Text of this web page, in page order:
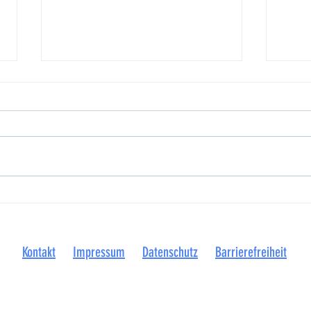
Kontakt Impressum Datenschutz Barrierefreiheit